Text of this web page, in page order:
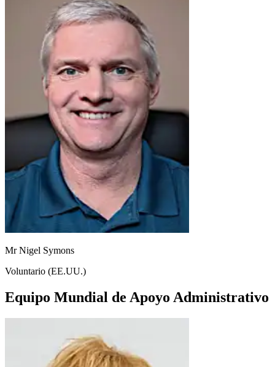
Mr Nigel Symons
Voluntario (EE.UU.)
Equipo Mundial de Apoyo Administrativo